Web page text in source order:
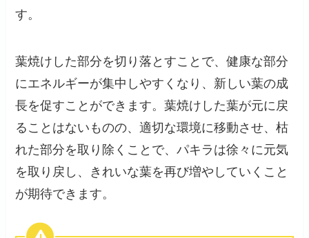
す。
葉焼けした部分を切り落とすことで、健康な部分
にエネルギーが集中しやすくなり、新しい葉の成
長を促すことができます。葉焼けした葉が元に戻
ることはないものの、適切な環境に移動させ、枯
れた部分を取り除くことで、パキラは徐々に元気
を取り戻し、きれいな葉を再び増やしていくこと
が期待できます。